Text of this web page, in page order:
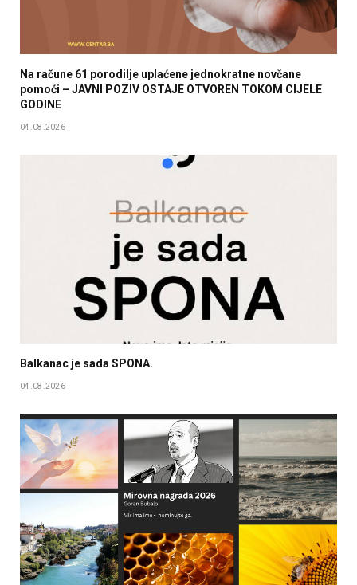
Na račune 61 porodilje uplaćene jednokratne novčane
pomoći – JAVNI POZIV OSTAJE OTVOREN TOKOM CIJELE
GODINE
04.08.2026
Balkanac je sada SPONA.
04.08.2026